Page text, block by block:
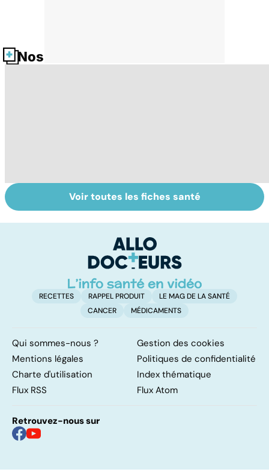
Nos fiches santé
Tout savoir sur
les infections
Inflammation des
amygdales : que
d'angine ?
Voir toutes les fiches santé
RECETTES RAPPEL PRODUIT
LE MAG DE LA SANTÉ
CANCER
MÉDICAMENTS
Qui sommes-nous ?
Gestion des cookies
Mentions légales
Politiques de confidentialité
Charte d'utilisation
Index thématique
Flux RSS
Flux Atom
Retrouvez-nous sur